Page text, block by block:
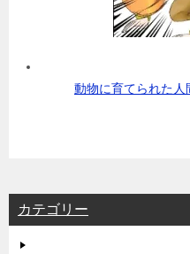
動物に育てられた人
カテゴリー